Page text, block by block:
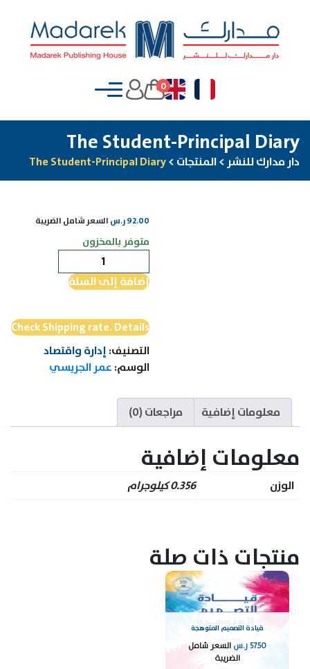
0
The Student-Principal Diary
دار مدارك للنشر >المنتجات >
The Student-Principal Diary
92.00ر.س السعر شامل الضريبة
متوفر بالمخزون
The
Student-
Diary
إضافة إلى السلة
Check Shipping rate. Details
التصنيف: إدارة واقتصاد
الوسم: عمر الجريسي
معلومات إضافية مراجعات (0)
معلومات إضافية
الوزن 0.356 كيلوجرام
منتجات ذات صلة
قيادة التصميم المتوهجة
57.50ر.س السعر شامل
الضريبة